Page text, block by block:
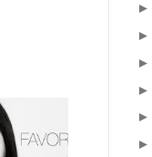
►
►
►
►
►
►